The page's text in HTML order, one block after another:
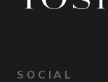
SOCIAL